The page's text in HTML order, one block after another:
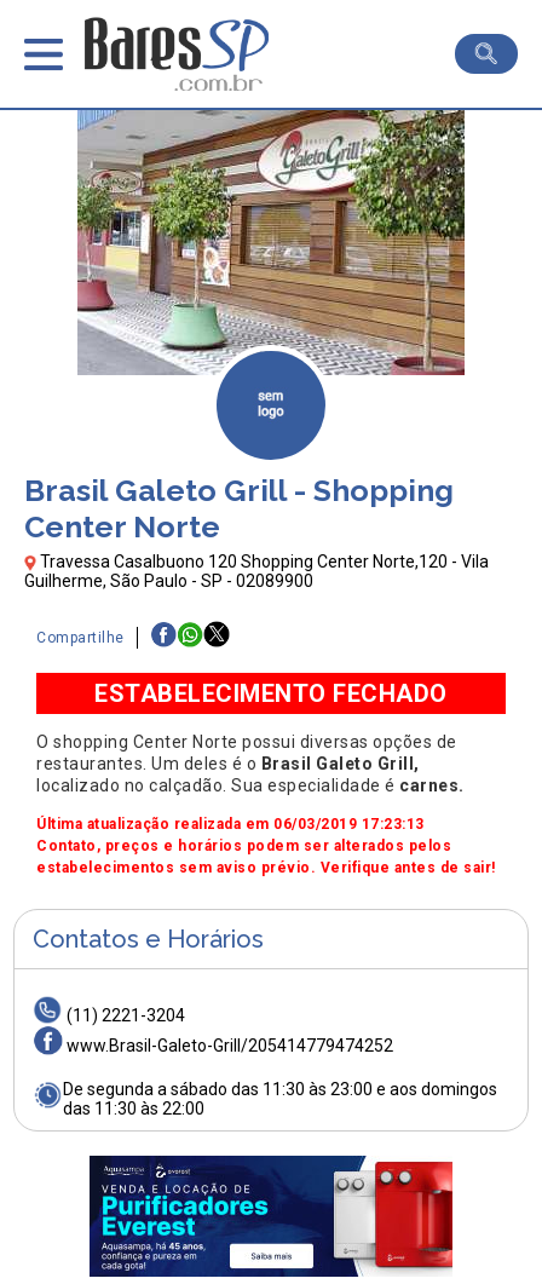
Brasil Galeto Grill - Shopping
Center Norte
Travessa Casalbuono 120 Shopping Center Norte,120 - Vila
Guilherme, São Paulo - SP - 02089900
Compartilhe
ESTABELECIMENTO FECHADO
O shopping Center Norte possui diversas opções de
restaurantes. Um deles é o Brasil Galeto Grill,
localizado no calçadão. Sua especialidade é carnes.
Última atualização realizada em 06/03/2019 17:23:13
Contato, preços e horários podem ser alterados pelos
estabelecimentos sem aviso prévio. Verifique antes de sair!
Contatos e Horários
(11) 2221-3204
www.Brasil-Galeto-Grill/205414779474252
De segunda a sábado das 11:30 às 23:00 e aos domingos
das 11:30 às 22:00